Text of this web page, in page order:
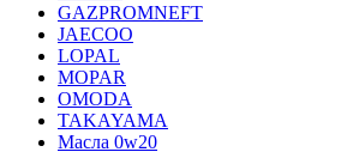
GAZPROMNEFT
JAECOO
LOPAL
MOPAR
OMODA
TAKAYAMA
Масла 0w20